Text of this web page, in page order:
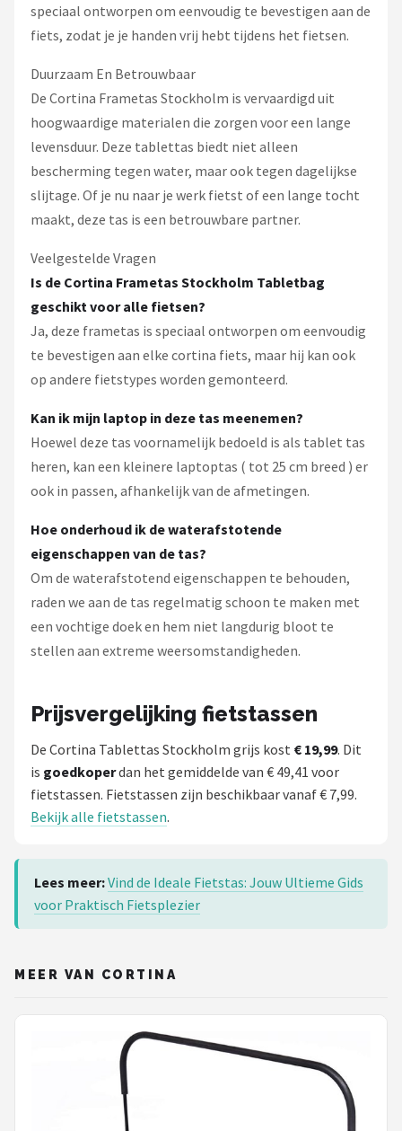
speciaal ontworpen om eenvoudig te bevestigen aan de
fiets, zodat je je handen vrij hebt tijdens het fietsen.
Duurzaam En Betrouwbaar
De Cortina Frametas Stockholm is vervaardigd uit
hoogwaardige materialen die zorgen voor een lange
levensduur. Deze tablettas biedt niet alleen
bescherming tegen water, maar ook tegen dagelijkse
slijtage. Of je nu naar je werk fietst of een lange tocht
maakt, deze tas is een betrouwbare partner.
Veelgestelde Vragen
Is de Cortina Frametas Stockholm Tabletbag
geschikt voor alle fietsen?
Ja, deze frametas is speciaal ontworpen om eenvoudig
te bevestigen aan elke cortina fiets, maar hij kan ook
op andere fietstypes worden gemonteerd.
Kan ik mijn laptop in deze tas meenemen?
Hoewel deze tas voornamelijk bedoeld is als tablet tas
heren, kan een kleinere laptoptas ( tot 25 cm breed ) er
ook in passen, afhankelijk van de afmetingen.
Hoe onderhoud ik de waterafstotende
eigenschappen van de tas?
Om de waterafstotend eigenschappen te behouden,
raden we aan de tas regelmatig schoon te maken met
een vochtige doek en hem niet langdurig bloot te
stellen aan extreme weersomstandigheden.
Prijsvergelijking fietstassen
De Cortina Tablettas Stockholm grijs kost € 19,99. Dit
is goedkoperdan het gemiddelde van € 49,41 voor
fietstassen. Fietstassen zijn beschikbaar vanaf € 7,99.
Bekijk alle fietstassen.
Lees meer:Vind de Ideale Fietstas: Jouw Ultieme Gids
voor Praktisch Fietsplezier
MEER VAN CORTINA